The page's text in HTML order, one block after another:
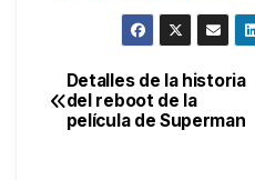
e
b
itt
er
e
gr
a
m
p
ar
Navegación
de
Detalles de la historia
del reboot de la
película de Superman